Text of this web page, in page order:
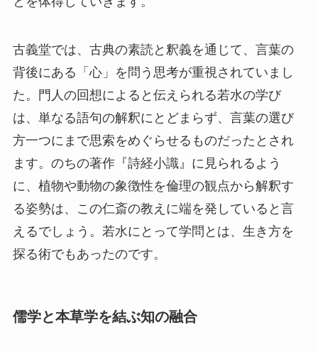
古義堂では、古典の素読と釈義を通じて、言葉の
背後にある「心」を問う思考が重視されていまし
た。門人の回想によると伝えられる若水の学び
は、単なる語句の解釈にとどまらず、言葉の選び
方一つにまで思索をめぐらせるものだったとされ
ます。のちの著作『詩経小識』に見られるよう
に、植物や動物の象徴性を倫理の観点から解釈す
る姿勢は、この仁斎の教えに端を発していると言
えるでしょう。若水にとって学問とは、生き方を
探る術でもあったのです。
儒学と本草学を結ぶ知の融合